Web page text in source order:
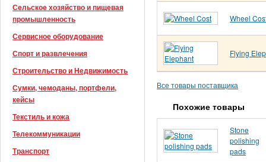
Сельское хозяйство и пищевая
промышленность
Сервисное оборудование
Спорт и развлечения
Строительство и Недвижимость
Сумки, чемоданы, портфели,
кейсы
Текстиль и кожа
Телекоммуникации
Транспорт
Wheel
Flying
Все товары поставщика
Похожие товары
Stone
polishing
pads